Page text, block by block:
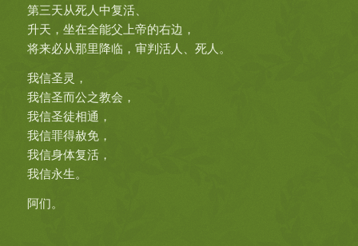
第三天从死人中复活、
升天，坐在全能父上帝的右边，
将来必从那里降临，审判活人、死人。
我信圣灵，
我信圣而公之教会，
我信圣徒相通，
我信罪得赦免，
我信身体复活，
我信永生。
阿们。